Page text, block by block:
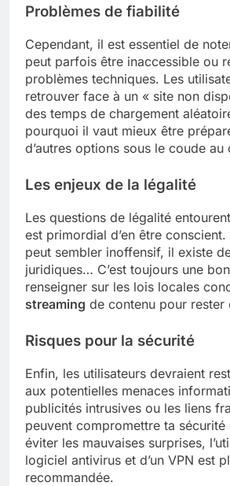
Problèmes de fiabilité
Cependant, il est essentiel de
peut parfois être inaccessible ou
problèmes techniques. Les
retrouver face à un « site non
des temps de chargement
pourquoi il vaut mieux être
d’autres options sous le coude au
Les enjeux de la légalité
Les questions de légalité
est primordial d’en être
peut sembler inoffensif, il existe
juridiques… C’est toujours une
renseigner sur les lois locales
streaming de contenu pour rester
Risques pour la sécurité
Enfin, les utilisateurs devraient
aux potentielles menaces
publicités intrusives ou les liens
peuvent compromettre ta sécurité
éviter les mauvaises surprises,
logiciel antivirus et d’un VPN est
recommandée.